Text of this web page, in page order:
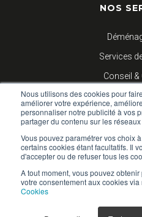
Nous utilisons des cookies pour
améliorer votre expérience,
personnaliser notre publicité à vos
partager du contenu sur les
Vous pouvez paramétrer vos choix
certains cookies étant facultatifs. Il
d'accepter ou de refuser tous les
A tout moment, vous pouvez
votre consentement aux cookies
Cookies
NOS
Services
Conseil &
Logistique
NOUS